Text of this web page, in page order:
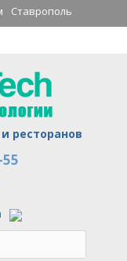
Ставрополь
ресторанов